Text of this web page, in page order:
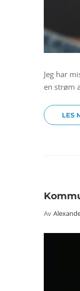
Jeg har
en strøm
LES
Av